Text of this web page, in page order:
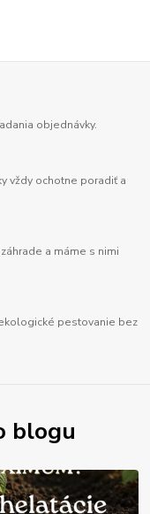
objednávky.
vždy ochotne poradiť a
a máme s nimi
pestovanie bez
blogu